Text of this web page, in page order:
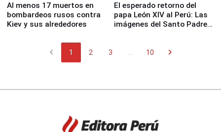
Al menos 17 muertos en
bombardeos rusos contra
Kiev y sus alrededores
El esperado retorno del
papa León XIV al Perú: Las
imágenes del Santo Padre
chevron_left 1 2 3 10 chevron_right